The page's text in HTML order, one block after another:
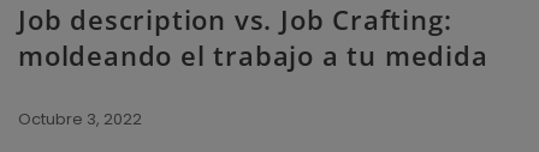
Job description vs. Job Crafting:
moldeando el trabajo a tu medida
Octubre 3, 2022